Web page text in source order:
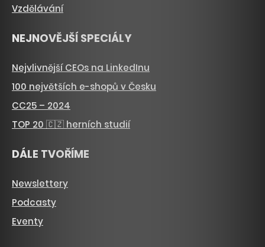
Vzdělávání
NEJNOVĚJŠÍ SPECIÁLY
Nejvlivnější CEOs na LinkedInu
100 největších e-shopů v Česku
CC25 – 2024
TOP 20 🇨🇿 herních studií
DÁLE TVOŘÍME
Newslettery
Podcasty
Eventy